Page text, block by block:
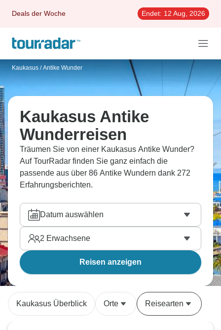
Deals der Woche Endet: 12 Aug, 2026
Kaukasus / Antike Wunder
Kaukasus Antike
Wunderreisen
Träumen Sie von einer Kaukasus Antike Wunder?
Auf TourRadar finden Sie ganz einfach die
passende aus über 86 Antike Wundern dank 272
Erfahrungsberichten.
Datum auswählen
2 Erwachsene
Reisen anzeigen
Kaukasus Überblick Orte Reisearten